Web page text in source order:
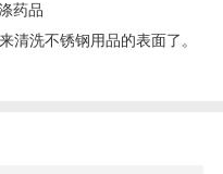
药品
洗不锈钢用品的表面了。